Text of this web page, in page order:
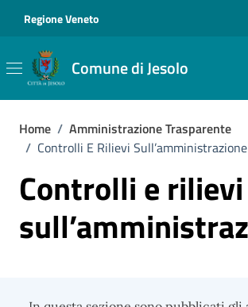
Regione Veneto
Comune di Jesolo
Home / Amministrazione Trasparente
/ Controlli E Rilievi Sull’amministrazione
Controlli e rilievi